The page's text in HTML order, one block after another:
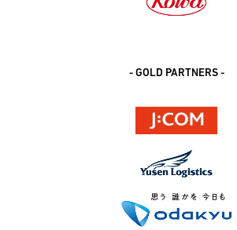
- GOLD PARTNERS -